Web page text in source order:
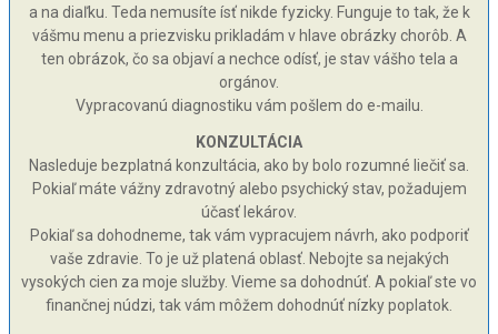
a na diaľku. Teda nemusíte ísť nikde fyzicky. Funguje to tak, že k
vášmu menu a priezvisku prikladám v hlave obrázky chorôb. A
ten obrázok, čo sa objaví a nechce odísť, je stav vášho tela a
orgánov.
Vypracovanú diagnostiku vám pošlem do e-mailu.
KONZULTÁCIA
Nasleduje bezplatná konzultácia, ako by bolo rozumné liečiť sa.
Pokiaľ máte vážny zdravotný alebo psychický stav, požadujem
účasť lekárov.
Pokiaľ sa dohodneme, tak vám vypracujem návrh, ako podporiť
vaše zdravie. To je už platená oblasť. Nebojte sa nejakých
vysokých cien za moje služby. Vieme sa dohodnúť. A pokiaľ ste vo
finančnej núdzi, tak vám môžem dohodnúť nízky poplatok.